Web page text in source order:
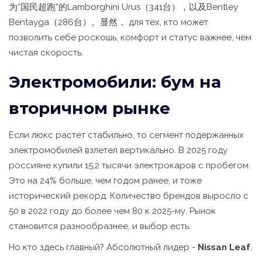
为“国民超跑”的Lamborghini Urus（341台），以及Bentley
Bentayga（286台）。显然， для тех, кто может
позволить себе роскошь, комфорт и статус важнее, чем
чистая скорость.
Электромобили: бум на
вторичном рынке
Если люкс растет стабильно, то сегмент подержанных
электромобилей взлетел вертикально. В 2025 году
россияне купили 15,2 тысячи электрокаров с пробегом.
Это на 24% больше, чем годом ранее, и тоже
исторический рекорд. Количество брендов выросло с
50 в 2022 году до более чем 80 к 2025-му. Рынок
становится разнообразнее, и выбор есть.
Но кто здесь главный? Абсолютный лидер - Nissan Leaf,